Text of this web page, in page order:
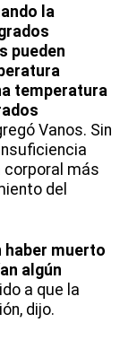
la
pueden
temperatura
Vanos. Sin
más
del
haber muerto
algún
a que la
dijo.